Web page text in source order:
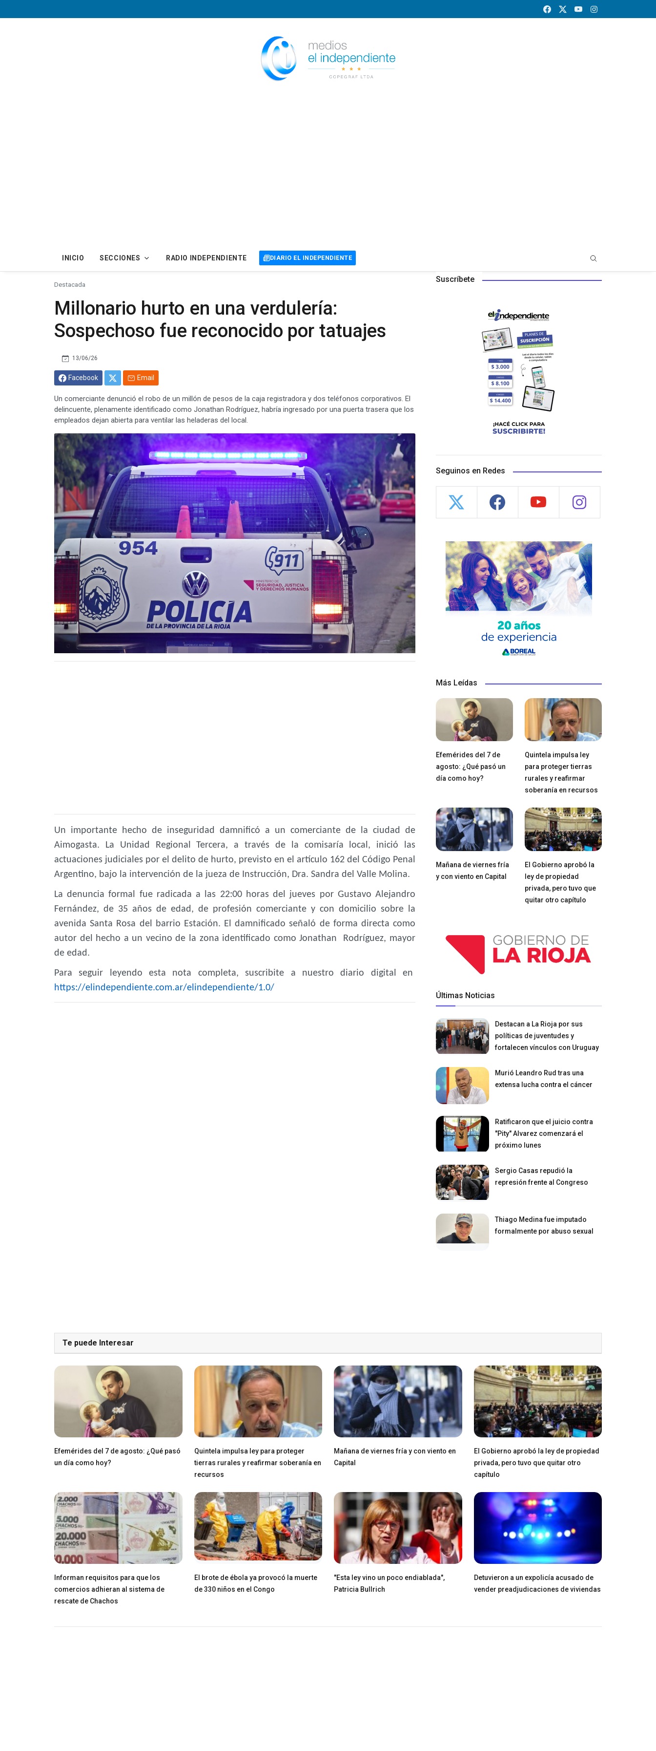
INICIO SECCIONES RADIO INDEPENDIENTE DIARIO EL INDEPENDIENTE
Destacada
Millonario hurto en una verdulería:
Sospechoso fue reconocido por tatuajes
13/06/26
Facebook Email
Un comerciante denunció el robo de un millón de pesos de la caja registradora y dos teléfonos corporativos. El
delincuente, plenamente identificado como Jonathan Rodríguez, habría ingresado por una puerta trasera que los
empleados dejan abierta para ventilar las heladeras del local.
Un importante hecho de inseguridad damnificó a un comerciante de la ciudad de
Aimogasta. La Unidad Regional Tercera, a través de la comisaría local, inició las
actuaciones judiciales por el delito de hurto, previsto en el artículo 162 del Código Penal
Argentino, bajo la intervención de la jueza de Instrucción, Dra. Sandra del Valle Molina.
La denuncia formal fue radicada a las 22:00 horas del jueves por Gustavo Alejandro
Fernández, de 35 años de edad, de profesión comerciante y con domicilio sobre la
avenida Santa Rosa del barrio Estación. El damnificado señaló de forma directa como
autor del hecho a un vecino de la zona identificado como Jonathan Rodríguez, mayor
de edad.
Para seguir leyendo esta nota completa, suscribite a nuestro diario digital en
https://elindependiente.com.ar/elindependiente/1.0/
Suscríbete
Seguinos en Redes
Más Leídas
Efemérides del 7 de
agosto: ¿Qué pasó un
día como hoy?
Quintela impulsa ley
para proteger tierras
rurales y reafirmar
soberanía en recursos
Mañana de viernes fría
y con viento en Capital
El Gobierno aprobó la
ley de propiedad
privada, pero tuvo que
quitar otro capítulo
Últimas Noticias
Destacan a La Rioja por sus
políticas de juventudes y
fortalecen vínculos con Uruguay
Murió Leandro Rud tras una
extensa lucha contra el cáncer
Ratificaron que el juicio contra
"Pity" Alvarez comenzará el
próximo lunes
Sergio Casas repudió la
represión frente al Congreso
Thiago Medina fue imputado
formalmente por abuso sexual
Te puede Interesar
Efemérides del 7 de agosto: ¿Qué pasó
un día como hoy?
Quintela impulsa ley para proteger
tierras rurales y reafirmar soberanía en
recursos
Mañana de viernes fría y con viento en
Capital
El Gobierno aprobó la ley de propiedad
privada, pero tuvo que quitar otro
capítulo
Informan requisitos para que los
comercios adhieran al sistema de
rescate de Chachos
El brote de ébola ya provocó la muerte
de 330 niños en el Congo
"Esta ley vino un poco endiablada",
Patricia Bullrich
Detuvieron a un expolicía acusado de
vender preadjudicaciones de viviendas